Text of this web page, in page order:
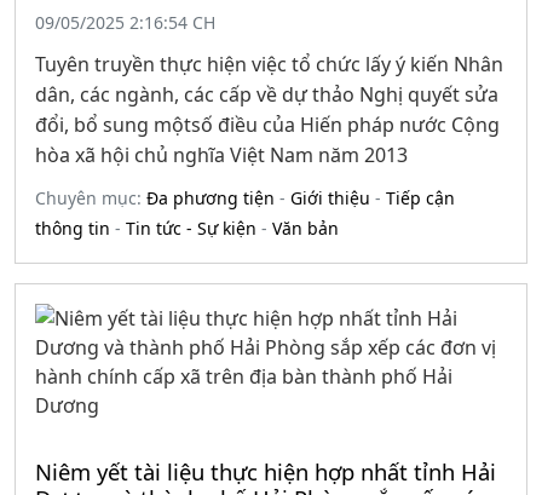
09/05/2025 2:16:54 CH
Tuyên truyền thực hiện việc tổ chức lấy ý kiến Nhân
dân, các ngành, các cấp về dự thảo Nghị quyết sửa
đổi, bổ sung mộtsố điều của Hiến pháp nước Cộng
hòa xã hội chủ nghĩa Việt Nam năm 2013
Chuyên mục: Đa phương tiện - Giới thiệu - Tiếp cận
thông tin - Tin tức - Sự kiện - Văn bản
Niêm yết tài liệu thực hiện hợp nhất tỉnh Hải